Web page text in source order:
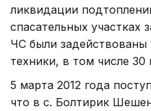
ликвидации
спасательных
ЧС были задействованы
техники, в том числе
5 марта 2012 года
что в с. Болтирик